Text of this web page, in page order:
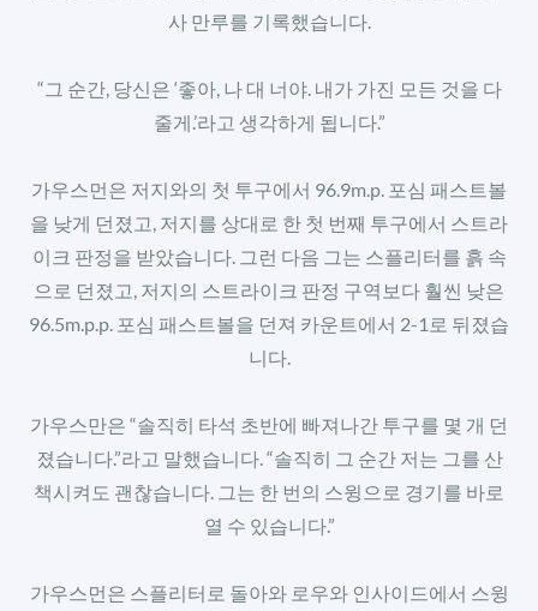
사 만루를 기록했습니다.
“그 순간, 당신은 ‘좋아, 나 대 너야. 내가 가진 모든 것을 다
줄게.’라고 생각하게 됩니다.”
가우스먼은 저지와의 첫 투구에서 96.9m.p. 포심 패스트볼
을 낮게 던졌고, 저지를 상대로 한 첫 번째 투구에서 스트라
이크 판정을 받았습니다. 그런 다음 그는 스플리터를 흙 속
으로 던졌고, 저지의 스트라이크 판정 구역보다 훨씬 낮은
96.5m.p.p. 포심 패스트볼을 던져 카운트에서 2-1로 뒤졌습
니다.
가우스만은 “솔직히 타석 초반에 빠져나간 투구를 몇 개 던
졌습니다.”라고 말했습니다. “솔직히 그 순간 저는 그를 산
책시켜도 괜찮습니다. 그는 한 번의 스윙으로 경기를 바로
열 수 있습니다.”
가우스먼은 스플리터로 돌아와 로우와 인사이드에서 스윙